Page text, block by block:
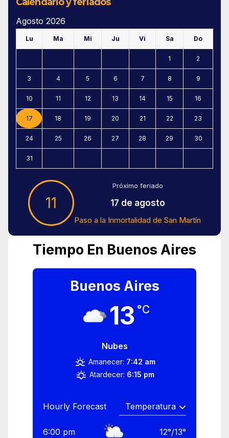
Agosto 2026
Lu Ma Mi Ju Vi Sa Do
1 2
3 4 5 6 7 8 9
10 11 12 13 14 15 16
17 18 19 20 21 22 23
24 25 26 27 28 29 30
31
11
Próximo feriado
17 de agosto
Paso a la Inmortalidad de San Martín
Tiempo En Buenos Aires
Buenos Aires
13 °C
Nubes
Amanecer: 7:42 am
Atardecer: 6:15 pm
Hourly Forecast
6:00 pm 12°/13°